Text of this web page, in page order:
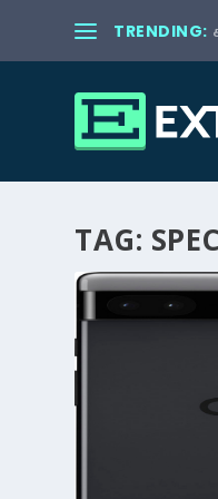
TRENDING:
TAG: